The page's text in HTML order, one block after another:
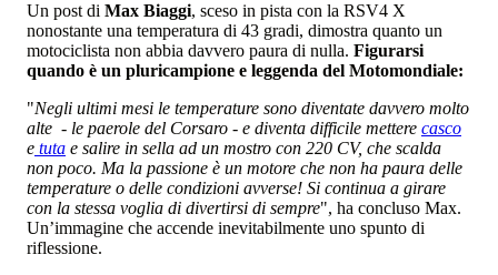
Un post di Max Biaggi, sceso in pista con la RSV4 X
nonostante una temperatura di 43 gradi, dimostra quanto un
motociclista non abbia davvero paura di nulla. Figurarsi
quando è un pluricampione e leggenda del Motomondiale:
"Negli ultimi mesi le temperature sono diventate davvero molto
alte - le paerole del Corsaro - e diventa difficile mettere casco
e tuta e salire in sella ad un mostro con 220 CV, che scalda
non poco. Ma la passione è un motore che non ha paura delle
temperature o delle condizioni avverse! Si continua a girare
con la stessa voglia di divertirsi di sempre", ha concluso Max.
Un’immagine che accende inevitabilmente uno spunto di
riflessione.